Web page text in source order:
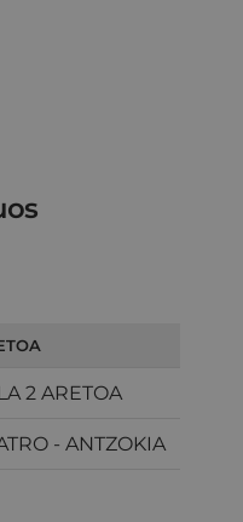
2 ARETOA
- ANTZOKIA